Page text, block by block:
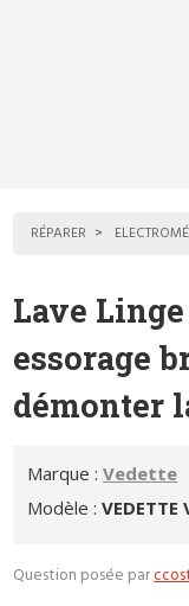
RÉPARER
Lave
essorage
démonter
Marque :Vedette
Modèle :VEDETTE
Question posée par